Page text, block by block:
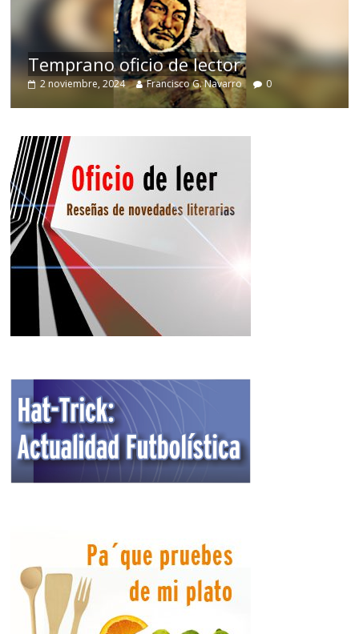
Temprano oficio de lector
2 noviembre, 2024 Francisco G. Navarro 0